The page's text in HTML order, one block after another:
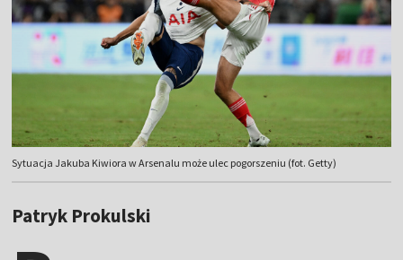
Sytuacja Jakuba Kiwiora w Arsenalu może ulec pogorszeniu (fot. Getty)
Patryk Prokulski